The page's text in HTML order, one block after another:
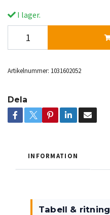
I lager.
Artikelnummer: 1031602052
Dela
INFORMATION
Tabell & ritning